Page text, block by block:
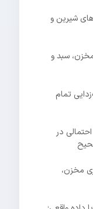
شیرین و
سبد و
تمام
در
مخزن،